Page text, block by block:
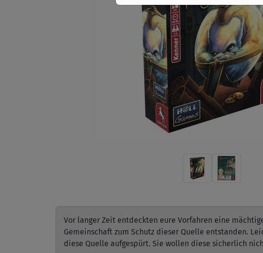
Vor langer Zeit entdeckten eure Vorfahren eine
Gemeinschaft zum Schutz dieser Quelle entstanden.
diese Quelle aufgespürt. Sie wollen diese sicherlich